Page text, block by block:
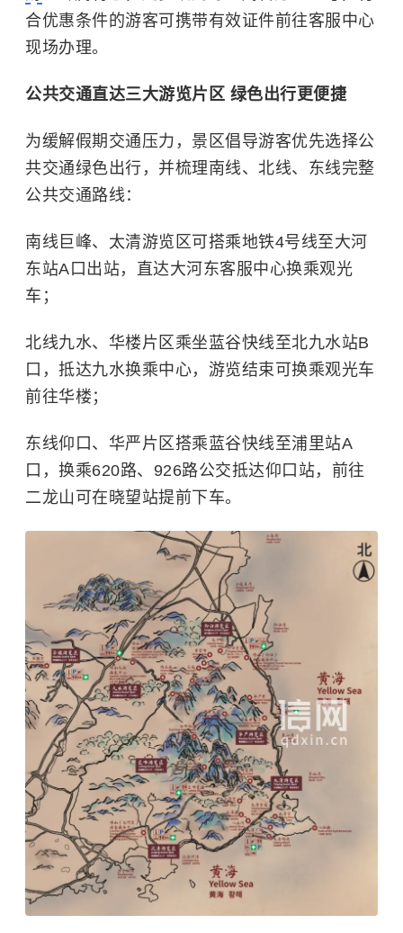
合优惠条件的游客可携带有效证件前往客服中心
现场办理。
公共交通直达三大游览片区 绿色出行更便捷
为缓解假期交通压力，景区倡导游客优先选择公
共交通绿色出行，并梳理南线、北线、东线完整
公共交通路线：
南线巨峰、太清游览区可搭乘地铁4号线至大河
东站A口出站，直达大河东客服中心换乘观光
车；
北线九水、华楼片区乘坐蓝谷快线至北九水站B
口，抵达九水换乘中心，游览结束可换乘观光车
前往华楼；
东线仰口、华严片区搭乘蓝谷快线至浦里站A
口，换乘620路、926路公交抵达仰口站，前往
二龙山可在晓望站提前下车。